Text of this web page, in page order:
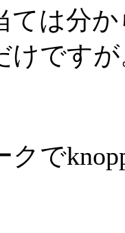
ては分
けです
クで